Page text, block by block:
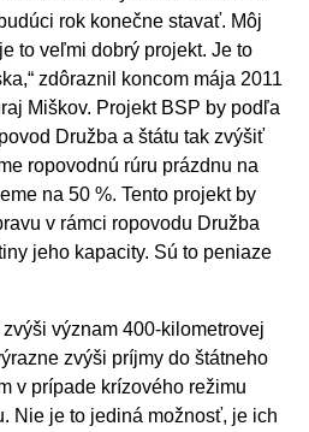
rok konečne stavať. Môj
to veľmi dobrý projekt. Je to
zdôraznil koncom mája 2011
Miškov. Projekt BSP by podľa
Družba a štátu tak zvýšiť
ropovodnú rúru prázdnu na
na 50 %. Tento projekt by
v rámci ropovodu Družba
jeho kapacity. Sú to peniaze
význam 400-kilometrovej
zvýši príjmy do štátneho
v prípade krízového režimu
Nie je to jediná možnosť, je ich